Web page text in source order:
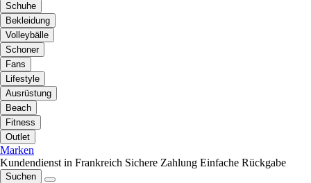
Schuhe
Bekleidung
Volleybälle
Schoner
Fans
Lifestyle
Ausrüstung
Beach
Fitness
Outlet
Marken
Kundendienst in Frankreich Sichere Zahlung Einfache Rückgabe
Suchen